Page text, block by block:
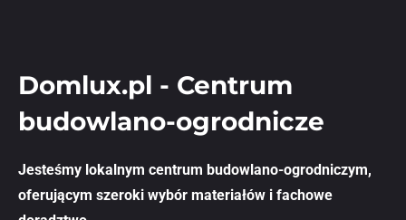
Domlux.pl - Centrum
budowlano-ogrodnicze
Jesteśmy lokalnym centrum budowlano-ogrodniczym,
oferującym szeroki wybór materiałów i fachowe